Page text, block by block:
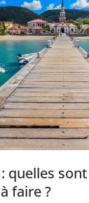
quelles
faire ?